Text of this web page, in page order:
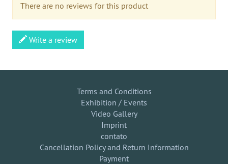
There are no reviews for this product
Write a review
Terms and Conditions
Exhibition / Events
Video Gallery
Imprint
contato
Cancellation Policy and Return Information
Payment